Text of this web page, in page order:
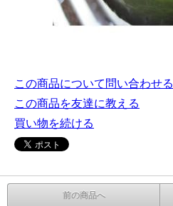
この商品について問い合わせる
この商品を友達に教える
買い物を続ける
前の商品へ